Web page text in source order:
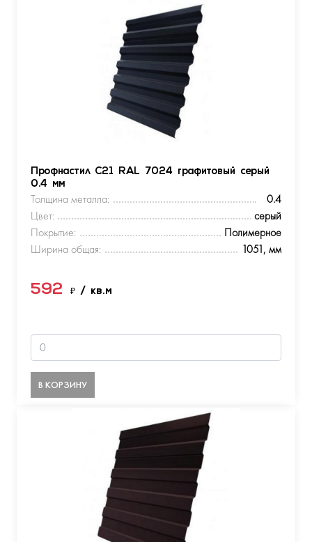
Профнастил С21 RAL 7024 графитовый серый
0.4 мм
Толщина металла:
0.4
Цвет:
серый
Покрытие:
Полимерное
Ширина общая:
1051, мм
592 ₽ / кв.м
В КОРЗИНУ